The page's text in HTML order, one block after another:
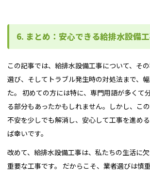
6. まとめ：安心できる給排水設備
この記事では、給排水設備工事について、そ
選び、そしてトラブル発生時の対処法まで、
た。 初めての方には特に、専門用語が多くて
る部分もあったかもしれません。しかし、こ
不安を少しでも解消し、安心して工事を進め
ば幸いです。
改めて、給排水設備工事は、私たちの生活に
重要な工事です。 だからこそ、業者選びは慎